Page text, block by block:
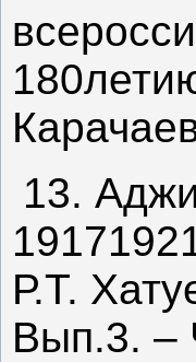
13.
Р.Т.
Вып.3. –